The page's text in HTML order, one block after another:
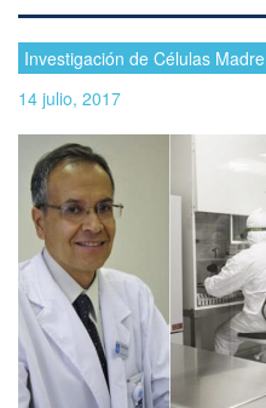
Investigación de Células Madre
14 julio, 2017